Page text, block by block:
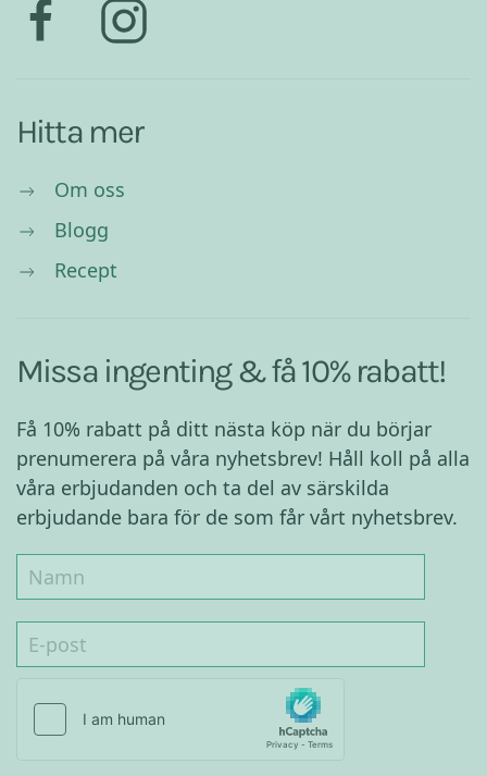
Hitta mer
Om oss
Blogg
Recept
Missa ingenting & få 10% rabatt!
Få 10% rabatt på ditt nästa köp när du börjar
prenumerera på våra nyhetsbrev! Håll koll på alla
våra erbjudanden och ta del av särskilda
erbjudande bara för de som får vårt nyhetsbrev.